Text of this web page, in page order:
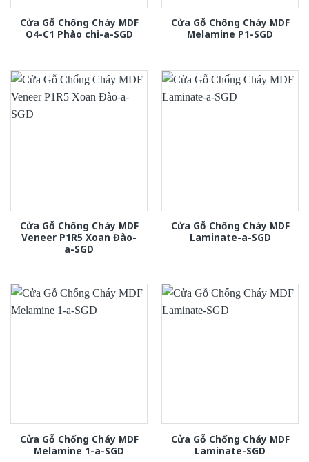
Cửa Gỗ Chống Cháy MDF
O4-C1 Phào chi-a-SGD
Cửa Gỗ Chống Cháy MDF
Melamine P1-SGD
Cửa Gỗ Chống Cháy MDF
Veneer P1R5 Xoan Đào-
a-SGD
Cửa Gỗ Chống Cháy MDF
Laminate-a-SGD
Cửa Gỗ Chống Cháy MDF
Melamine 1-a-SGD
Cửa Gỗ Chống Cháy MDF
Laminate-SGD